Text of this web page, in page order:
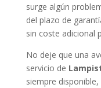
surge algún
del plazo de
sin coste adicional
No deje que una
servicio de
siempre